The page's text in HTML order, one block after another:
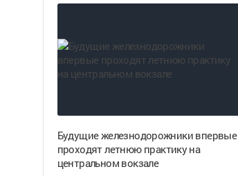
Будущие железнодорожники впервые
проходят летнюю практику на
центральном вокзале